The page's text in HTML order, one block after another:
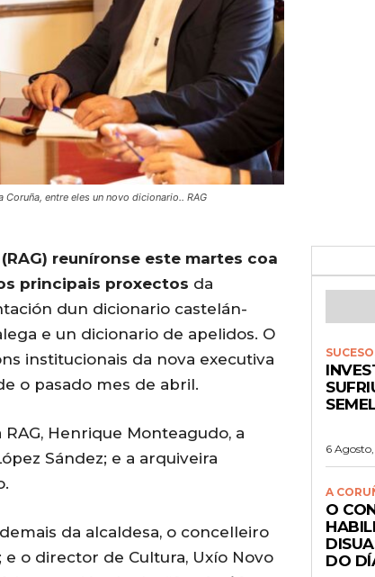
entre eles un novo dicionario.. RAG
reuníronse este martes coa
principais proxectos da
dun dicionario castelán-
e un dicionario de apelidos. O
institucionais da nova executiva
o pasado mes de abril.
Henrique Monteagudo, a
Sández; e a arquiveira
da alcaldesa, o concelleiro
e o director de Cultura, Uxío Novo
6
A
O
DO